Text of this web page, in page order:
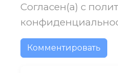
Согласен(а) с
Комментировать